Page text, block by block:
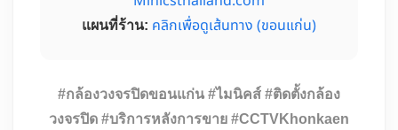
แผนที่ร้าน: คลิกเพื่อดูเส้นทาง (ขอนแก่น)
#กล้องวงจรปิดขอนแก่น #ไมนิคส์ #ติดตั้งกล้อง
วงจรปิด #บริการหลังการขาย #CCTVKhonkaen